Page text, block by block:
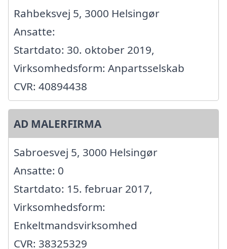
Rahbeksvej 5, 3000 Helsingør
Ansatte:
Startdato: 30. oktober 2019,
Virksomhedsform: Anpartsselskab
CVR: 40894438
AD MALERFIRMA
Sabroesvej 5, 3000 Helsingør
Ansatte: 0
Startdato: 15. februar 2017,
Virksomhedsform:
Enkeltmandsvirksomhed
CVR: 38325329